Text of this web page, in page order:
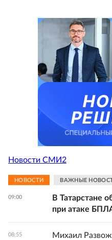
Новости СМИ2
НОВОСТИ ВАЖНЫЕ
09:00
В Татарстане
при атаке
08:55
Михаил